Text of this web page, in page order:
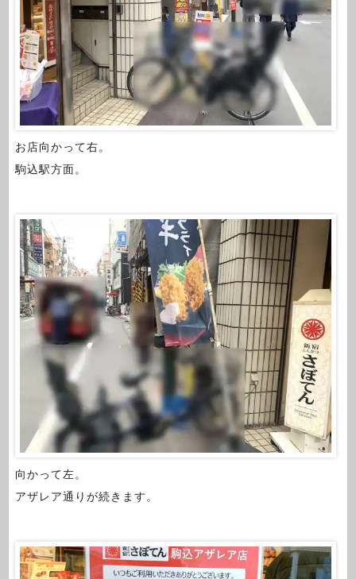
お店向かって右。
駒込駅方面。
向かって左。
アザレア通りが続きます。